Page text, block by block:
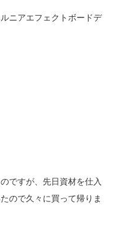
ニアエフェクトボードデ
ですが、先日資材を仕入
ので久々に買って帰りま